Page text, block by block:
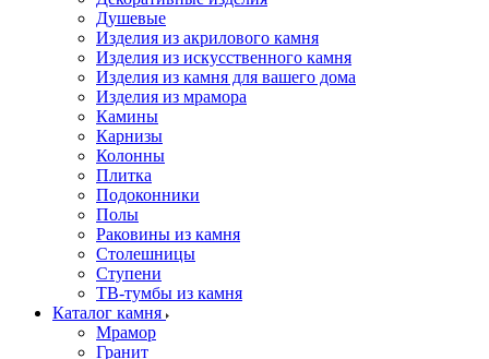
Душевые
Изделия из акрилового камня
Изделия из искусственного камня
Изделия из камня для вашего дома
Изделия из мрамора
Камины
Карнизы
Колонны
Плитка
Подоконники
Полы
Раковины из камня
Столешницы
Ступени
ТВ-тумбы из камня
Каталог камня
Мрамор
Гранит